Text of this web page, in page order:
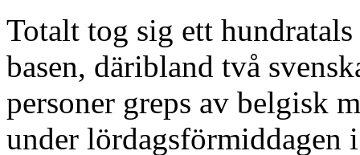
Totalt tog sig ett
basen, däribland två
personer greps av belgisk
under lördagsförmiddagen